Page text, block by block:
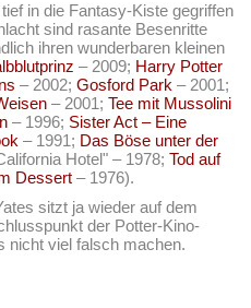
in die Fantasy-Kiste gegriffen
sind rasante Besenritte
ihren wunderbaren kleinen
– 2009; Harry Potter
– 2002;Gosford Park – 2001;
– 2001;Tee mit Mussolini
– 1996; Sister Act – Eine
– 1991; Das Böse unter der
Hotel" – 1978;Tod auf
Dessert – 1976).
sitzt ja wieder auf dem
der Potter-Kino-
nicht viel falsch machen.